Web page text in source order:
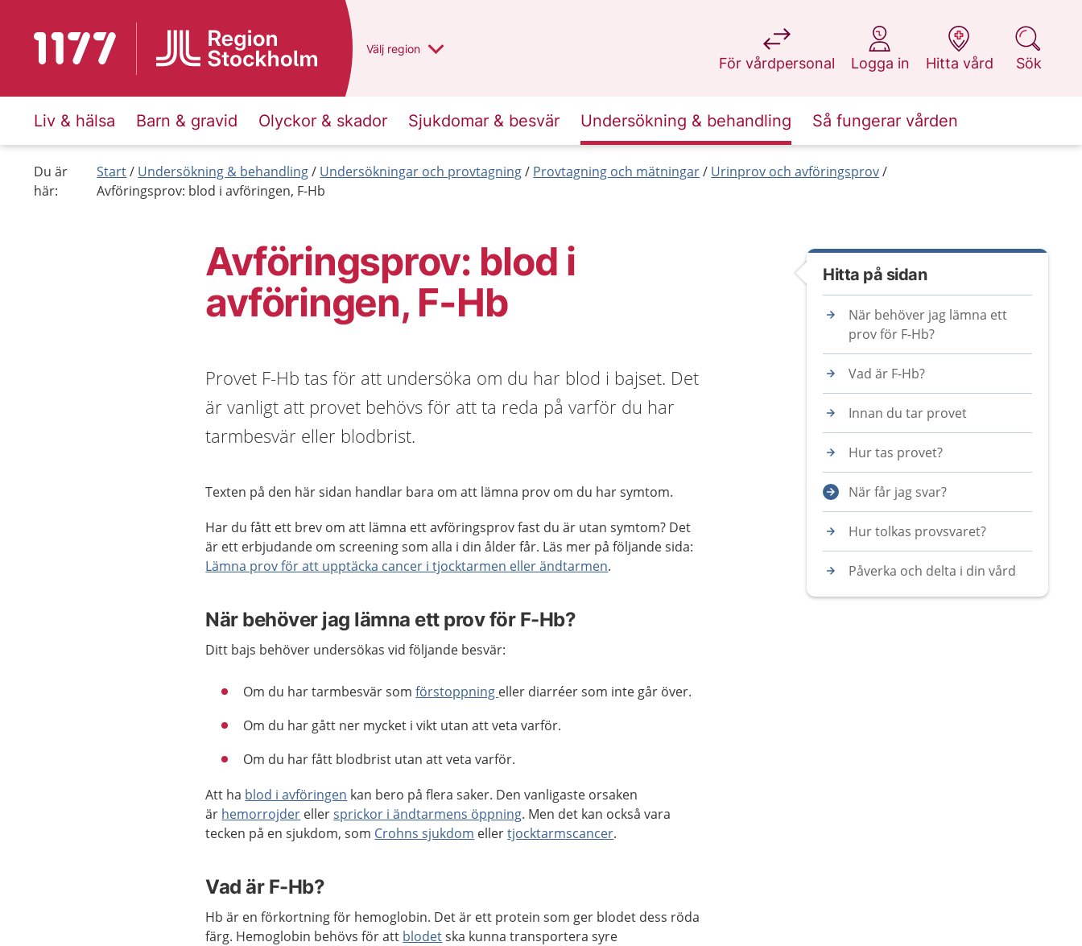
Till startsidan för 1177 Du har valt region
Välj en annan
region
För vårdpersonal
på 1177.se
Logga in
på 1177.se
Hitta vård
på 1177.se
Sök
på 1177.se
Liv & hälsa Barn & gravid Olyckor & skador Sjukdomar & besvär Undersökning & behandling Så fungerar vården
Du är
här:
Start Undersökning & behandling Undersökningar och provtagning Provtagning och mätningar
Urinprov och avföringsprov
Avföringsprov: blod i avföringen, F-Hb
Avföringsprov: blod i
avföringen, F-Hb
Provet F-Hb tas för att undersöka om du har blod i bajset. Det
är vanligt att provet behövs för att ta reda på varför du har
tarmbesvär eller blodbrist.
Texten på den här sidan handlar bara om att lämna prov om du har symtom.
Har du fått ett brev om att lämna ett avföringsprov fast du är utan symtom? Det
är ett erbjudande om screening som alla i din ålder får. Läs mer på följande sida:
Lämna prov för att upptäcka cancer i tjocktarmen eller ändtarmen.
När behöver jag lämna ett prov för F-Hb?
Ditt bajs behöver undersökas vid följande besvär:
Om du har tarmbesvär somförstoppning eller diarréer som inte går över.
Om du har gått ner mycket i vikt utan att veta varför.
Om du har fått blodbrist utan att veta varför.
Att ha blod i avföringen kan bero på flera saker. Den vanligaste orsaken
är hemorrojder ellersprickor i ändtarmens öppning. Men det kan också vara
tecken på en sjukdom, som Crohns sjukdom ellertjocktarmscancer.
Vad är F-Hb?
Hb är en förkortning för hemoglobin. Det är ett protein som ger blodet dess röda
färg. Hemoglobin behövs för att blodetska kunna transportera syre
Hitta på sidan
När behöver jag lämna ett
prov för F-Hb?
Vad är F-Hb?
Innan du tar provet
Hur tas provet?
När får jag svar?
Hur tolkas provsvaret?
Påverka och delta i din vård